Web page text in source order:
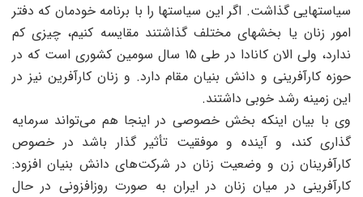
گذاشت. اگر این سیاستها را با برنامه خودمان که دفتر
زنان یا بخشهای مختلف گذاشتند مقایسه کنیم، چیزی کم
ندارد، ولی الان کانادا در طی ۱۵ سال سومین کشوری است که در
کارآفرینی و دانش بنیان مقام دارد. و زنان کارآفرین نیز در
زمینه رشد خوبی داشتند.
با بیان اینکه بخش خصوصی در اینجا هم می‌تواند سرمایه
کند، و آینده و موفقیت تأثیر گذار باشد در خصوص
زن و وضعیت زنان در شرکت‌های دانش بنیان افزود:
در میان زنان در ایران به صورت روزافزونی در حال